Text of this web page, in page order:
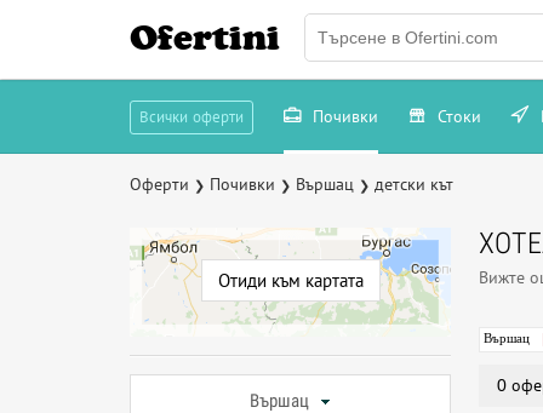
Ofertini
Всички оферти Почивки Стоки
Оферти ❯ Почивки ❯ Вършац ❯ детски кът
Отиди към картата
Вършац
Вижте
Вършац
0